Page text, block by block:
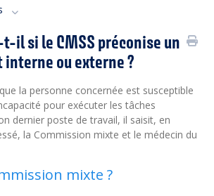
t-il si le CMSS préconise un
ou externe ?
la personne concernée est susceptible
pour exécuter les tâches
dernier poste de travail, il saisit, en
la Commission mixte et le médecin du
mixte ?